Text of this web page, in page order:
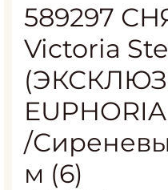
589297
Victoria
/
м (6)